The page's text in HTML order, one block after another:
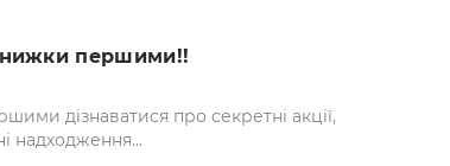
першими!!
дізнаватися про секретні акції,
надходження...